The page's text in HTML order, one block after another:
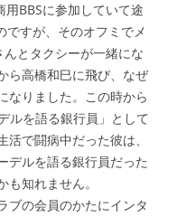
BBSに参加していて途
すが、そのオフミでメ
とタクシーが一緒にな
ら高橋和巳に飛び、なぜ
なりました。この時から
ルを語る銀行員」として
で闘病中だった彼は、
デルを語る銀行員だった
知れません。
ブの会員のかたにインタ